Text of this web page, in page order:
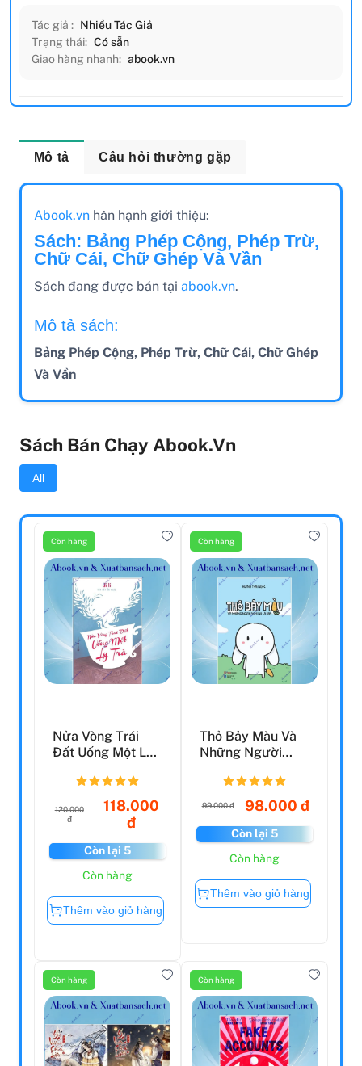
Tác giả : Nhiều Tác Giả
Trạng thái: Có sẵn
Giao hàng nhanh: abook.vn
Mô tả Câu hỏi thường gặp
Abook.vnhân hạnh giới thiệu:
Sách: Bảng Phép Cộng, Phép Trừ,
Chữ Cái, Chữ Ghép Và Vần
Sách đang được bán tại abook.vn.
Mô tả sách:
Bảng Phép Cộng, Phép Trừ, Chữ Cái, Chữ Ghép
Và Vần
Sách Bán Chạy Abook.vn
All
Còn hàng
Nửa Vòng Trái
Đất Uống Một Ly
120.000
đ
118.000
đ
Còn lại 5
Còn hàng
Thêm vào giỏ hàng
Còn hàng
Thỏ Bảy Màu Và
Những Người
(Tái Bản...
99.000 đ 98.000 đ
Còn lại 5
Còn hàng
Thêm vào giỏ hàng
Còn hàng Còn hàng